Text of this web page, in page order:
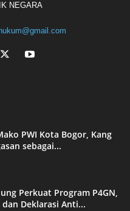
NEGARA
PWI Kota Bogor, Kang
sebagai...
Perkuat Program P4GN,
dan Deklarasi Anti...